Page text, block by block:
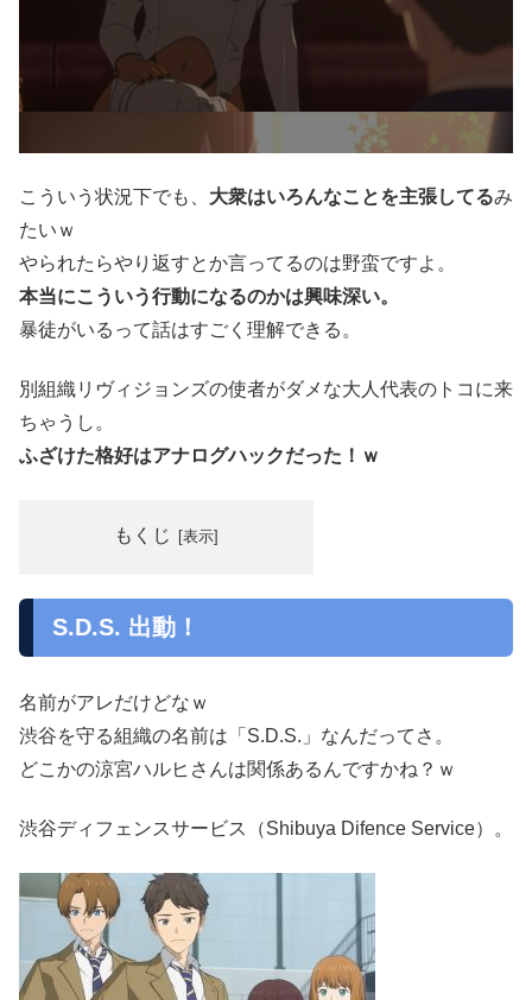
こういう状況下でも、 大衆はいろんなことを主張してるみ
たいｗ
やられたらやり返すとか言ってるのは野蛮ですよ。
本当にこういう行動になるのかは興味深い。
暴徒がいるって話はすごく理解できる。
別組織リヴィジョンズの使者がダメな大人代表のトコに来
ちゃうし。
ふざけた格好はアナログハックだった！ｗ
もくじ
S.D.S. 出動！
名前がアレだけどなｗ
渋谷を守る組織の名前は「S.D.S.」なんだってさ。
どこかの涼宮ハルヒさんは関係あるんですかね？ｗ
渋谷ディフェンスサービス（Shibuya Difence Service）。